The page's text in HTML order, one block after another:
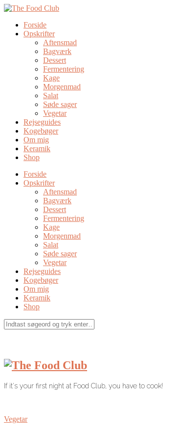
Forside
Opskrifter
Aftensmad
Bagværk
Dessert
Fermentering
Kage
Morgenmad
Salat
Søde sager
Vegetar
Rejseguides
Kogebøger
Om mig
Keramik
Shop
Forside
Opskrifter
Aftensmad
Bagværk
Dessert
Fermentering
Kage
Morgenmad
Salat
Søde sager
Vegetar
Rejseguides
Kogebøger
Om mig
Keramik
Shop
If it's your first night at Food Club, you have to cook!
Vegetar